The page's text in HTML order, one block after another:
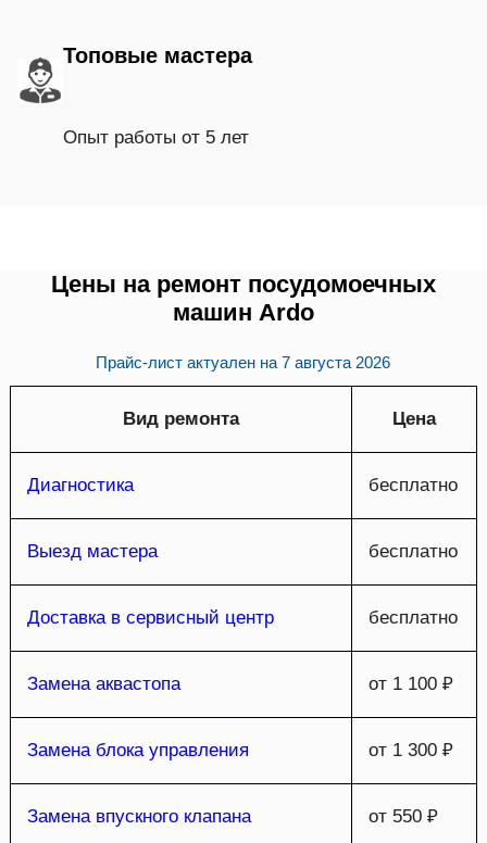
Топовые мастера
Опыт работы от 5 лет
Цены на ремонт посудомоечных
машин Ardo
Прайс-лист актуален на7 августа 2026
Вид ремонта Цена
Диагностика бесплатно
Выезд мастера бесплатно
Доставка в сервисный центр бесплатно
Замена аквастопа от 1 100 ₽
Замена блока управления от 1 300 ₽
Замена впускного клапана от 550 ₽